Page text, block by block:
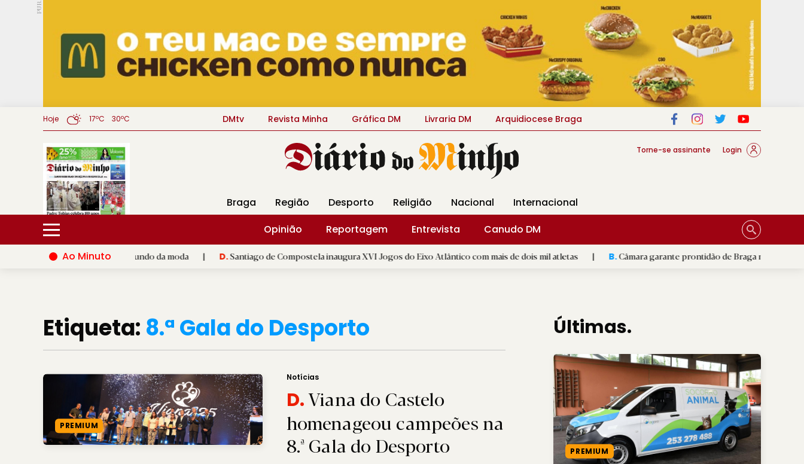
PUB.
Hoje 17ºC 30ºC DMtv Revista Minha Gráfica DM Livraria DM Arquidiocese Braga
Torne-se assinante Login
Braga Região Desporto Religião Nacional
Internacional
Opinião
Reportagem Entrevista
Canudo DM
Ao Minuto
e à inovação do mundo da moda | D.Santiago de Compostela inaugura XVI Jogos do Eixo Atlântico com mais de dois mil atletas | B.Câmara garante prontidão de Braga no resgate animal
Etiqueta: 8.ª Gala do Desporto
PREMIUM
Notícias
D.Viana do Castelo
homenageou campeões na
8.ª Gala do Desporto
Últimas.
PREMIUM